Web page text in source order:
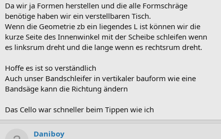
Da wir ja Formen herstellen und die alle Formschräge
benötige haben wir ein verstellbaren Tisch.
Wenn die Geometrie zb ein liegendes L ist können wir die
kurze Seite des Innenwinkel mit der Scheibe schleifen wenn
es linksrum dreht und die lange wenn es rechtsrum dreht.
Hoffe es ist so verständlich
Auch unser Bandschleifer in vertikaler bauform wie eine
Bandsäge kann die Richtung ändern
Das Cello war schneller beim Tippen wie ich
Daniboy